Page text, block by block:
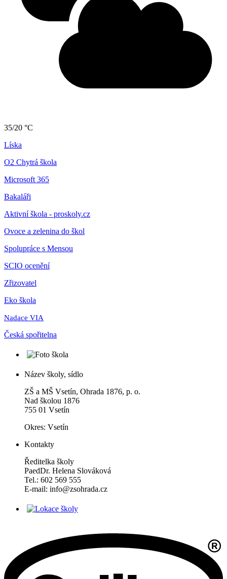
35/20 °C
Líska
O2 Chytrá škola
Microsoft 365
Bakaláři
Aktivní škola - proskoly.cz
Ovoce a zelenina do škol
Spolupráce s Mensou
SCIO ocenění
Zřizovatel
Eko škola
Nadace VIA
Česká spořitelna
Název školy, sídlo
ZŠ a MŠ Vsetín, Ohrada 1876, p. o.
Nad školou 1876
755 01 Vsetín
Okres: Vsetín
Kontakty
Ředitelka školy
PaedDr. Helena Slováková
Tel.: 602 569 555
E-mail: info@zsohrada.cz